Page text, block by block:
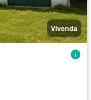
Vivenda